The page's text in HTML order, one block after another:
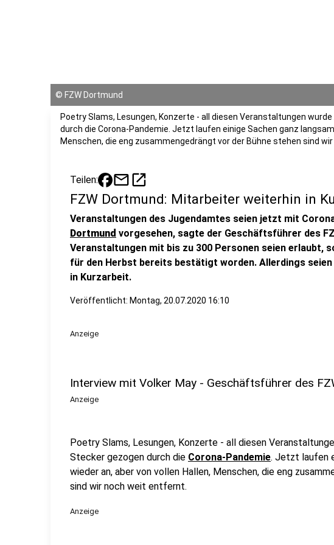
© FZW Dortmund
Poetry Slams, Lesungen, Konzerte - all diesen Veranstaltungen
durch die Corona-Pandemie. Jetzt laufen einige Sachen ganz
Menschen, die eng zusammengedrängt vor der Bühne stehen sind
Teilen: mailopen_in_new
FZW Dortmund: Mitarbeiter weiterhin in
Veranstaltungen des Jugendamtes seien jetzt mit
Dortmund vorgesehen, sagte der Geschäftsführer des
Veranstaltungen mit bis zu 300 Personen seien erlaubt,
für den Herbst bereits bestätigt worden. Allerdings
in Kurzarbeit.
Veröffentlicht: Montag, 20.07.2020 16:10
Anzeige
Interview mit Volker May - Geschäftsführer des
Anzeige
Poetry Slams, Lesungen, Konzerte - all diesen
Stecker gezogen durch die Corona-Pandemie. Jetzt laufen
wieder an, aber von vollen Hallen, Menschen, die eng
sind wir noch weit entfernt.
Anzeige